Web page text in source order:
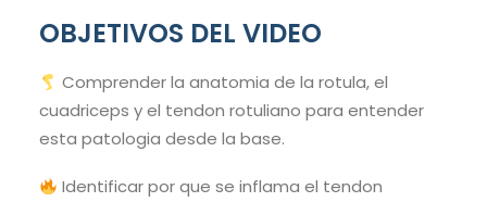
OBJETIVOS DEL VIDEO
Comprender la anatomia de la rotula, el
cuadriceps y el tendon rotuliano para entender
esta patologia desde la base.
Identificar por que se inflama el tendon